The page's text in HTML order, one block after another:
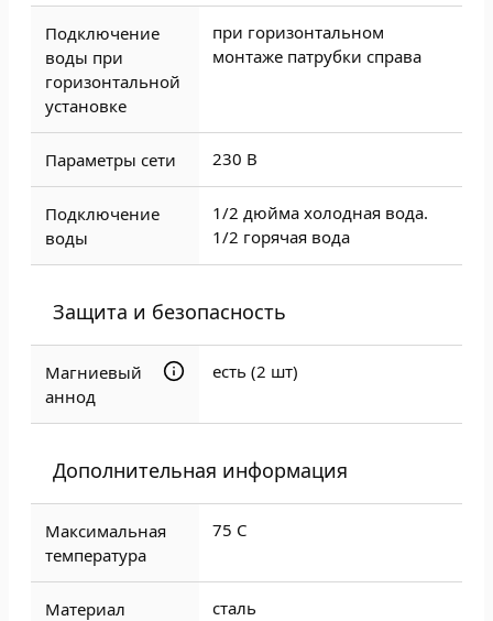
Подключение
воды при
горизонтальной
установке
при горизонтальном
монтаже патрубки справа
Параметры сети 230 В
Подключение
воды
1/2 дюйма холодная вода.
1/2 горячая вода
Защита и безопасность
Магниевый
аннод
есть (2 шт)
Дополнительная информация
Максимальная
температура
75 C
Материал
сталь